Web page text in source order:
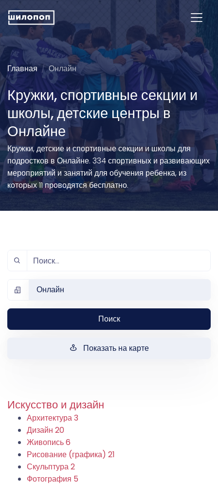
Главная Онлайн
Кружки, спортивные секции и
школы, детские центры в
Онлайне
Кружки, детские и спортивные секции и школы для
подростков в Онлайне. 334 спортивных и развивающих
мероприятий и занятий для обучения ребенка, из
которых 11 проводятся бесплатно.
Онлайн
Поиск
Показать на карте
Искусство и дизайн
Архитектура3
Дизайн 20
Живопись6
Рисование (графика) 21
Скульптура2
Фотография 5